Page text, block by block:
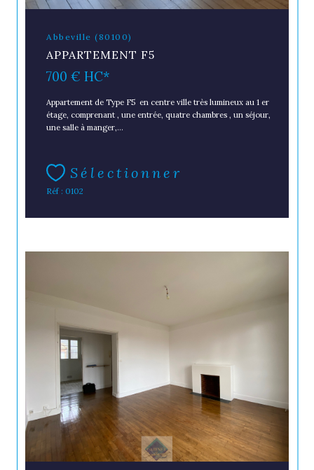
Abbeville (80100)
APPARTEMENT F5
700 € HC*
Appartement de Type F5 en centre ville très lumineux au 1 er
étage, comprenant , une entrée, quatre chambres , un séjour,
une salle à manger,...
Sélectionner
Réf : 0102